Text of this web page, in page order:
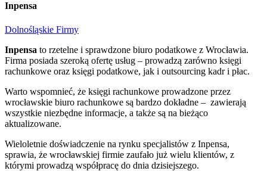
Inpensa
Dolnośląskie Firmy
Inpensa to rzetelne i sprawdzone biuro podatkowe z Wrocławia.
Firma posiada szeroką ofertę usług – prowadzą zarówno księgi
rachunkowe oraz księgi podatkowe, jak i outsourcing kadr i płac.
Warto wspomnieć, że księgi rachunkowe prowadzone przez
wrocławskie biuro rachunkowe są bardzo dokładne – zawierają
wszystkie niezbędne informacje, a także są na bieżąco
aktualizowane.
Wieloletnie doświadczenie na rynku specjalistów z Inpensa,
sprawia, że wrocławskiej firmie zaufało już wielu klientów, z
którymi prowadzą współpracę do dnia dzisiejszego.